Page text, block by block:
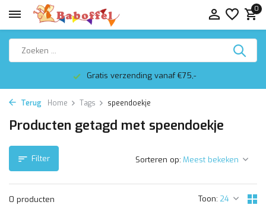
0
Gratis verzending vanaf €75,-
Terug Home Tags speendoekje
Producten getagd met speendoekje
Filter
0 producten Toon:
Sorteren op: